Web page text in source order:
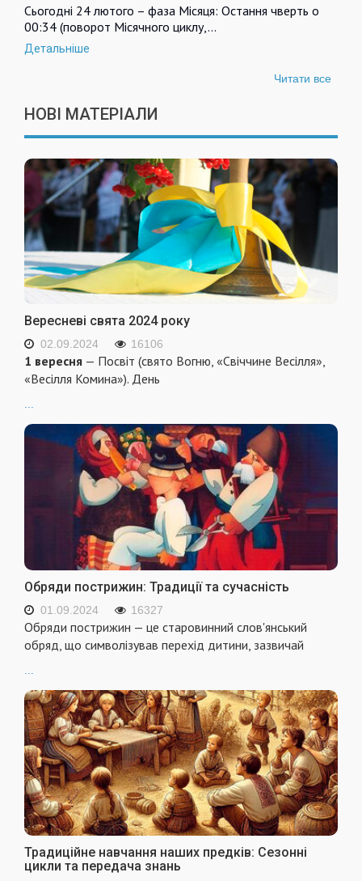
Сьогодні 24 лютого – фаза Місяця: Остання чверть о
00:34 (поворот Місячного циклу,…
Детальніше
Читати все
НОВІ МАТЕРІАЛИ
Вересневі свята 2024 року
02.09.2024 16106
1 вересня — Посвіт (свято Вогню, «Свіччине Весілля»,
«Весілля Комина»). День
...
Обряди пострижин: Традиції та сучасність
01.09.2024 16327
Обряди пострижин — це старовинний слов'янський
обряд, що символізував перехід дитини, зазвичай
Традиційне навчання наших предків: Сезонні
цикли та передача знань